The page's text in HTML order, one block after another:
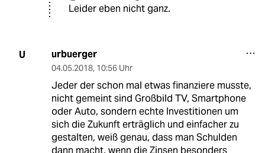
Leider eben nicht ganz.
U urbuerger
04.05.2018, 10:56 Uhr
Jeder der schon mal etwas finanziere musste,
nicht gemeint sind Großbild TV, Smartphone
oder Auto, sondern echte Investitionen um
sich die Zukunft erträglich und einfacher zu
gestalten, weiß genau, dass man Schulden
dann macht, wenn die Zinsen besonders